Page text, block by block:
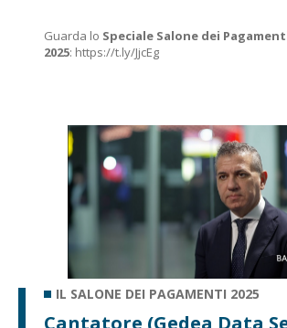
Guarda lo Speciale Salone dei
2025: https://t.ly/JjcEg
IL SALONE DEI PAGAMENTI 2025
Cantatore (Gedea Data